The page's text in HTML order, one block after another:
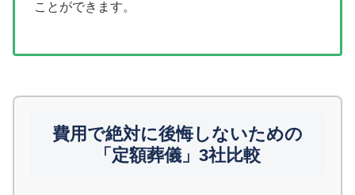
ことができます。
費用で絶対に後悔しないための
「定額葬儀」3社比較